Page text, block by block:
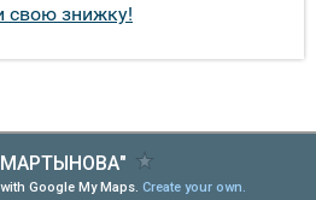
свою знижку!